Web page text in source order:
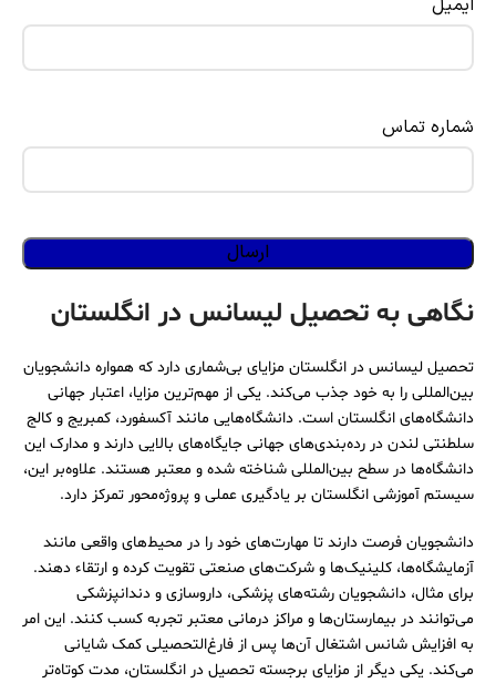
ایمیل
شماره تماس
نگاهی به تحصیل لیسانس در انگلستان
تحصیل لیسانس در انگلستان مزایای بی‌شماری دارد که همواره دانشجویان
بین‌المللی را به خود جذب می‌کند. یکی از مهم‌ترین مزایا، اعتبار جهانی
دانشگاه‌های انگلستان است. دانشگاه‌هایی مانند آکسفورد، کمبریج و کالج
سلطنتی لندن در رده‌بندی‌های جهانی جایگاه‌های بالایی دارند و مدارک این
دانشگاه‌ها در سطح بین‌المللی شناخته شده و معتبر هستند. علاوه‌بر این،
سیستم آموزشی انگلستان بر یادگیری عملی و پروژه‌محور تمرکز دارد.
دانشجویان فرصت دارند تا مهارت‌های خود را در محیط‌های واقعی مانند
آزمایشگاه‌ها، کلینیک‌ها و شرکت‌های صنعتی تقویت کرده و ارتقاء دهند.
برای مثال، دانشجویان رشته‌های پزشکی، داروسازی و دندانپزشکی
می‌توانند در بیمارستان‌ها و مراکز درمانی معتبر تجربه کسب کنند. این امر
به افزایش شانس اشتغال آن‌ها پس از فارغ‌التحصیلی کمک شایانی
می‌کند. یکی دیگر از مزایای برجسته تحصیل در انگلستان، مدت کوتاه‌تر